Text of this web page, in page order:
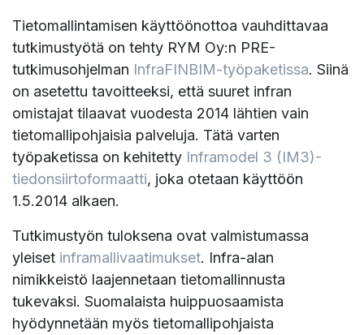
Tietomallintamisen käyttöönottoa vauhdittavaa
tutkimustyötä on tehty RYM Oy:n PRE-
tutkimusohjelman InfraFINBIM-työpaketissa. Siinä
on asetettu tavoitteeksi, että suuret infran
omistajat tilaavat vuodesta 2014 lähtien vain
tietomallipohjaisia palveluja. Tätä varten
työpaketissa on kehitetty Inframodel 3 (IM3)-
tiedonsiirtoformaatti, joka otetaan käyttöön
1.5.2014 alkaen.
Tutkimustyön tuloksena ovat valmistumassa
yleiset inframallivaatimukset. Infra-alan
nimikkeistö laajennetaan tietomallinnusta
tukevaksi. Suomalaista huippuosaamista
hyödynnetään myös tietomallipohjaista